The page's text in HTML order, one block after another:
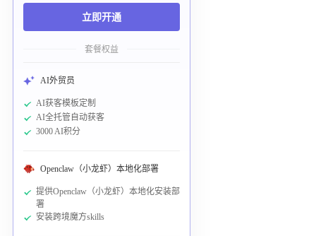
立即开通
套餐权益
AI外贸员
AI获客模板定制
AI全托管自动获客
3000 AI积分
Openclaw（小龙虾）本地化部署
提供Openclaw（小龙虾）本地化安装部
署
安装跨境魔方skills